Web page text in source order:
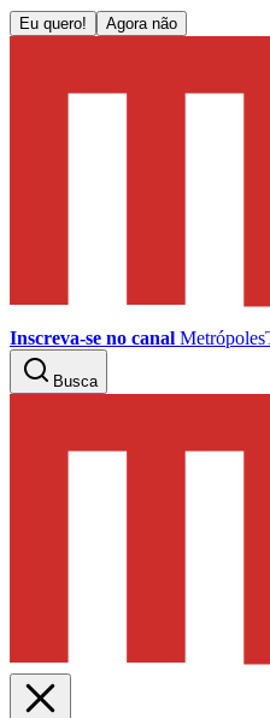
Eu quero! Agora não
Inscreva-se no canal
Busca